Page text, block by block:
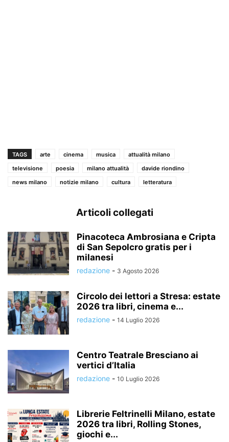
TAGS arte cinema musica
attualità milano
televisione
poesia milano attualità
davide riondino
news milano
notizie milano cultura letteratura
Articoli collegati
Pinacoteca Ambrosiana e Cripta
di San Sepolcro gratis per i
milanesi
redazione - 3 Agosto 2026
Circolo dei lettori a Stresa: estate
2026 tra libri, cinema e...
redazione - 14 Luglio 2026
Centro Teatrale Bresciano ai
vertici d’Italia
redazione - 10 Luglio 2026
Librerie Feltrinelli Milano, estate
2026 tra libri, Rolling Stones,
giochi e...